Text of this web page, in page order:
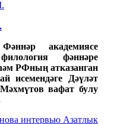
академиясе
фәннәре
РФның атказанган
исемендәге Дәүләт
вафат булу